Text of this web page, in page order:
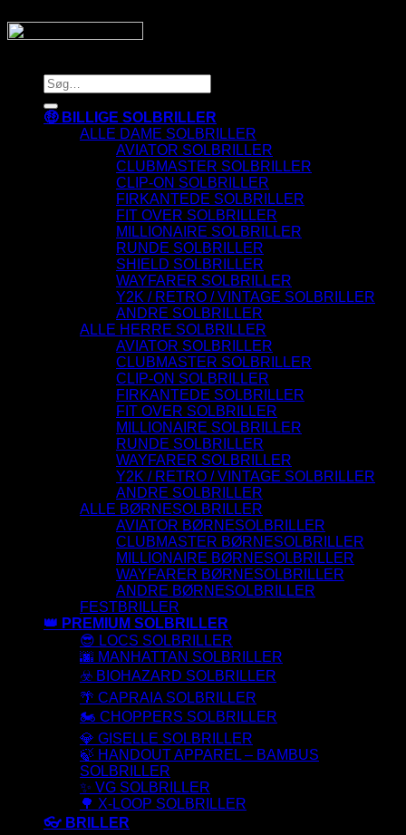
Søg
efter:
🤑 BILLIGE SOLBRILLER
ALLE DAME SOLBRILLER
AVIATOR SOLBRILLER
CLUBMASTER SOLBRILLER
CLIP-ON SOLBRILLER
FIRKANTEDE SOLBRILLER
FIT OVER SOLBRILLER
MILLIONAIRE SOLBRILLER
RUNDE SOLBRILLER
SHIELD SOLBRILLER
WAYFARER SOLBRILLER
Y2K / RETRO / VINTAGE SOLBRILLER
ANDRE SOLBRILLER
ALLE HERRE SOLBRILLER
AVIATOR SOLBRILLER
CLUBMASTER SOLBRILLER
CLIP-ON SOLBRILLER
FIRKANTEDE SOLBRILLER
FIT OVER SOLBRILLER
MILLIONAIRE SOLBRILLER
RUNDE SOLBRILLER
WAYFARER SOLBRILLER
Y2K / RETRO / VINTAGE SOLBRILLER
ANDRE SOLBRILLER
ALLE BØRNESOLBRILLER
AVIATOR BØRNESOLBRILLER
CLUBMASTER BØRNESOLBRILLER
MILLIONAIRE BØRNESOLBRILLER
WAYFARER BØRNESOLBRILLER
ANDRE BØRNESOLBRILLER
FESTBRILLER
👑 PREMIUM SOLBRILLER
😎 LOCS SOLBRILLER
🌆 MANHATTAN SOLBRILLER
☣️ BIOHAZARD SOLBRILLER
🌴 CAPRAIA SOLBRILLER
🏍️ CHOPPERS SOLBRILLER
💎 GISELLE SOLBRILLER
🍃 HANDOUT APPAREL – BAMBUS
SOLBRILLER
✨ VG SOLBRILLER
🌳 X-LOOP SOLBRILLER
👓 BRILLER